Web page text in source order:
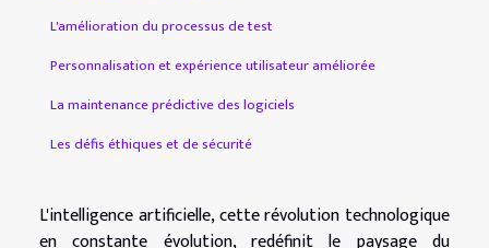
L'amélioration du processus de test
Personnalisation et expérience utilisateur améliorée
La maintenance prédictive des logiciels
Les défis éthiques et de sécurité
L'intelligence artificielle, cette révolution technologique
en constante évolution, redéfinit le paysage du